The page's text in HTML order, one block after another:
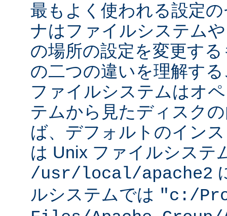
最もよく使われる設定
ナはファイルシステム
の場所の設定を変更す
の二つの違いを理解す
ファイルシステムはオ
テムから見たディスク
ば、デフォルトのイン
は Unix ファイルシステ
/usr/local/apache2
ルシステムでは "c:/